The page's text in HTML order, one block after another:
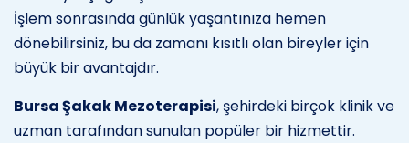
İşlem sonrasında günlük yaşantınıza hemen
dönebilirsiniz, bu da zamanı kısıtlı olan bireyler için
büyük bir avantajdır.
Bursa Şakak Mezoterapisi, şehirdeki birçok klinik ve
uzman tarafından sunulan popüler bir hizmettir.